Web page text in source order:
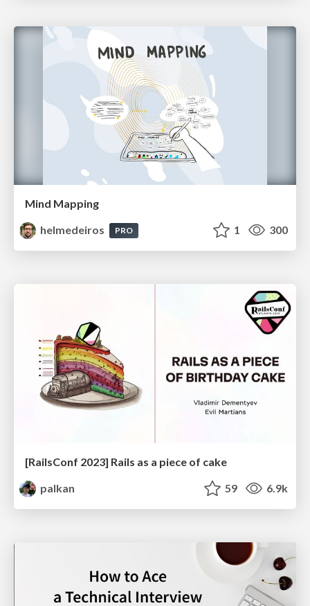
Mind Mapping
helmedeiros
PRO 1 300
[RailsConf 2023] Rails as a piece of cake
palkan
59 6.9k